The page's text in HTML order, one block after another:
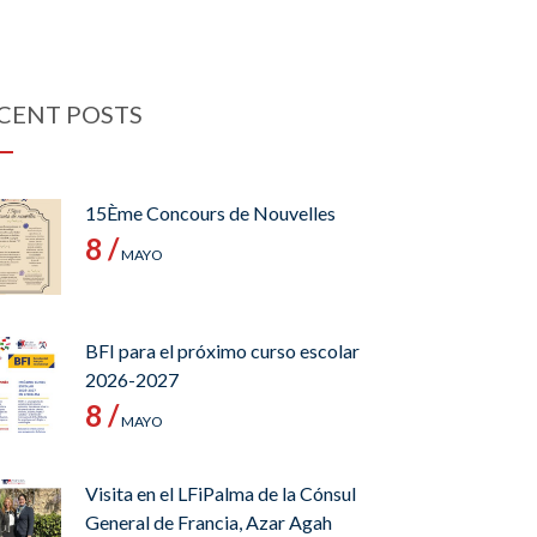
POSTS
15Ème Concours de Nouvelles
8 /MAYO
BFI para el próximo curso escolar
2026-2027
8 /MAYO
Visita en el LFiPalma de la Cónsul
General de Francia, Azar Agah